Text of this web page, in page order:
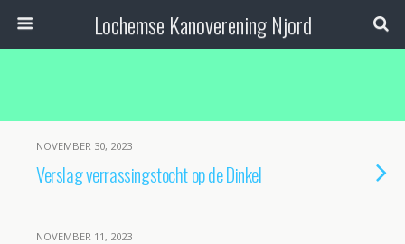
Lochemse Kanoverening Njord
NOVEMBER 30, 2023
Verslag verrassingstocht op de Dinkel
NOVEMBER 11, 2023